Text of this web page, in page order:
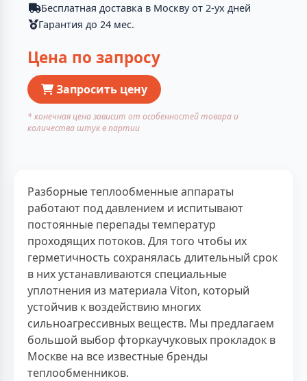
Бесплатная доставка в Москву от 2-ух дней
Гарантия до 24 мес.
Цена по запросу
Запросить цену
* конечная цена зависит от особенностей товара и
количества штук в партии
Разборные теплообменные аппараты
работают под давлением и испитывают
постоянные перепады температур
проходящих потоков. Для того чтобы их
герметичность сохранялась длительный срок
в них устанавливаются специальные
уплотнения из материала Viton, который
устойчив к воздействию многих
сильноагрессивных веществ. Мы предлагаем
большой выбор фторкаучуковых прокладок в
Москве на все известные бренды
теплообменников.